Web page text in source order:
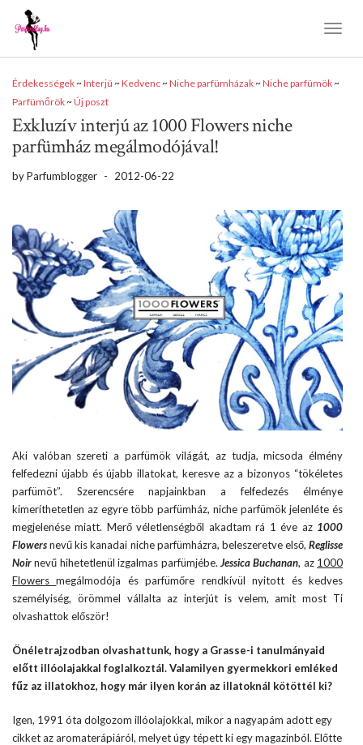
Érdekességek~Interjú ~Kedvenc~Niche parfümházak~Niche parfümök~
Parfümőrök~Új poszt
Exkluzív interjú az 1000 Flowers niche
parfümház megálmodójával!
byParfumblogger - 2012-06-22
Aki valóban szereti a parfümök világát, az tudja, micsoda élmény
felfedezni újabb és újabb illatokat, keresve az a bizonyos “tökéletes
parfümöt”. Szerencsére napjainkban a felfedezés élménye
kimeríthetetlen az egyre több parfümház, niche parfümök jelenléte és
megjelenése miatt. Merő véletlenségből akadtam rá 1 éve az 1000
Flowersnevű kis kanadai niche parfümházra, beleszeretve első, Reglisse
Noirnevű hihetetlenül izgalmas parfümjébe. Jessica Buchanan, az 1000
Flowersmegálmodója és parfümőre rendkívül nyitott és kedves
személyiség, örömmel vállalta az interjút is velem, amit most Ti
olvashattok először!
Önéletrajzodban olvashattunk, hogy a Grasse-i tanulmányaid
előtt illóolajakkal foglalkoztál. Valamilyen gyermekkori emléked
fűz az illatokhoz, hogy már ilyen korán az illatoknál kötöttél ki?
Igen, 1991 óta dolgozom illóolajokkal, mikor a nagyapám adott egy
cikket az aromaterápiáról, melyet úgy tépett ki egy magazinból. Előtte